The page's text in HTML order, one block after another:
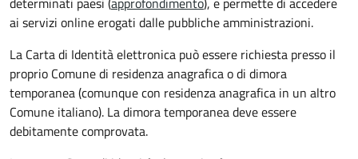
ai servizi online erogati dalle pubbliche amministrazioni.
La Carta di Identità elettronica può essere richiesta presso il
proprio Comune di residenza anagrafica o di dimora
temporanea (comunque con residenza anagrafica in un altro
Comune italiano). La dimora temporanea deve essere
debitamente comprovata.